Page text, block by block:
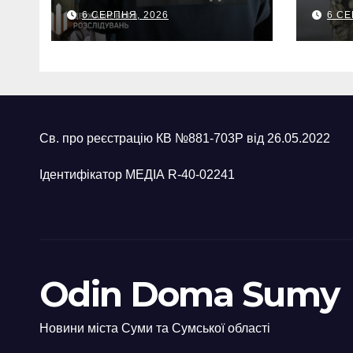
посадовців ДПС
Сумщини на
вимаганні
6 СЕРПНЯ, 2026
та
6
Св. про реєстрацію КВ №881-703Р від 26.05.2022
Ідентифікатор МЕДІА R-40-02241
Odin Doma Sumy
Новини міста Суми та Сумської області